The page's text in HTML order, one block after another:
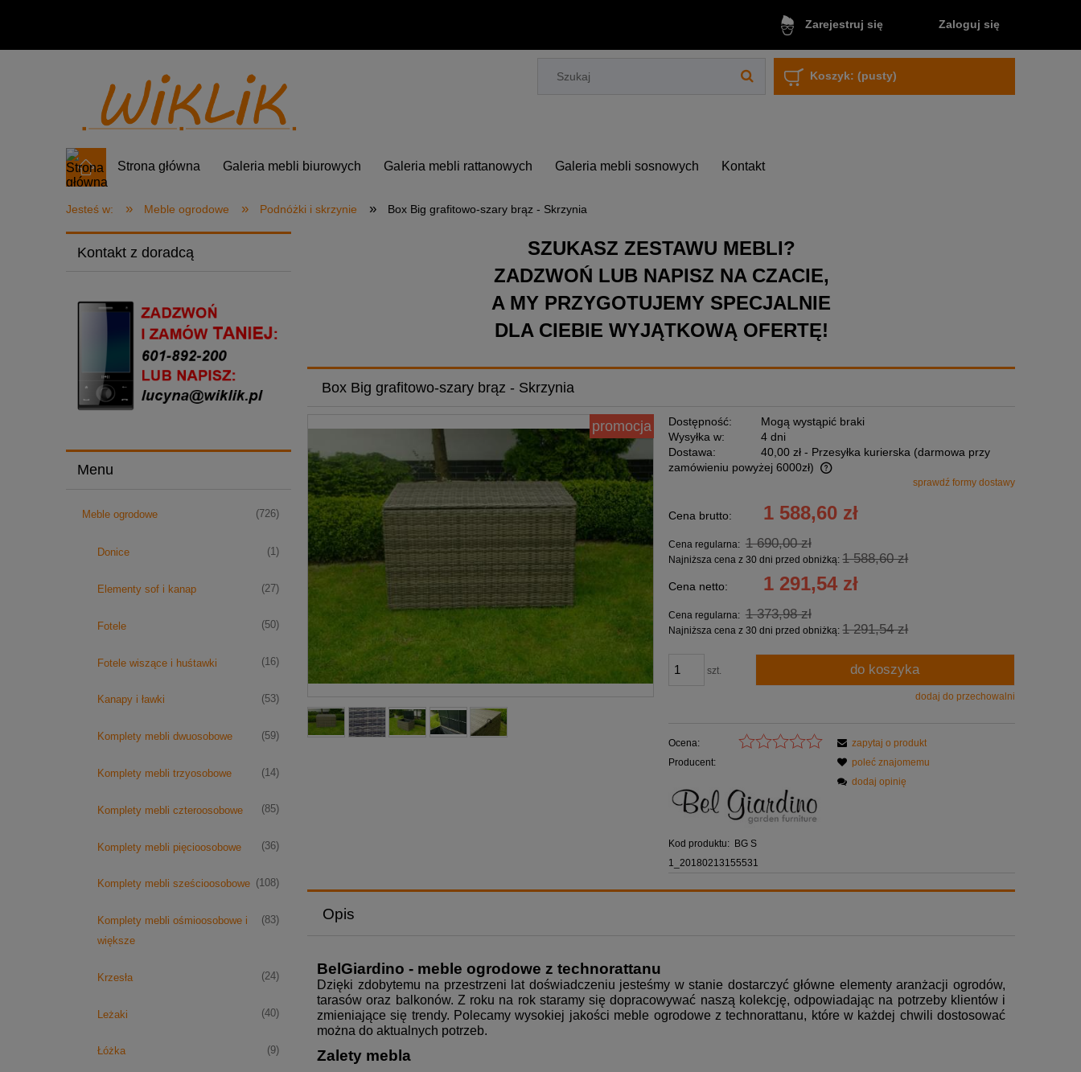
Zarejestruj się Zaloguj się
Koszyk: (pusty)
Strona główna Galeria mebli biurowych Galeria mebli rattanowych Galeria mebli sosnowych Kontakt
Jesteś w: » Meble ogrodowe » Podnóżki i skrzynie » Box Big grafitowo-szary brąz - Skrzynia
Kontakt z doradcą
Menu
Meble ogrodowe (726)
Donice (1)
Elementy sof i kanap (27)
Fotele (50)
Fotele wiszące i huśtawki (16)
Kanapy i ławki (53)
Komplety mebli dwuosobowe (59)
Komplety mebli trzyosobowe (14)
Komplety mebli czteroosobowe (85)
Komplety mebli pięcioosobowe (36)
Komplety mebli sześcioosobowe (108)
Komplety mebli ośmioosobowe i
większe
(83)
Krzesła (24)
Leżaki (40)
Łóżka (9)
SZUKASZ ZESTAWU MEBLI?
ZADZWOŃ LUB NAPISZ NA CZACIE,
A MY PRZYGOTUJEMY SPECJALNIE
DLA CIEBIE WYJĄTKOWĄ OFERTĘ!
Box Big grafitowo-szary brąz - Skrzynia
promocja Dostępność:
Mogą wystąpić braki
Wysyłka w:
4 dni
Dostawa:
40,00 zł - Przesyłka kurierska (darmowa przy
zamówieniu powyżej 6000zł)
Cena nie zawiera ewentualnych kosztów
płatności
sprawdź formy dostawy
Cena brutto: 1 588,60 zł
Cena regularna: 1 690,00 zł
Najniższa cena z 30 dni przed obniżką:1 588,60 zł
Cena netto: 1 291,54 zł
Cena regularna: 1 373,98 zł
Najniższa cena z 30 dni przed obniżką:1 291,54 zł
szt. do koszyka
dodaj do przechowalni
Ocena:
Producent:
Kod produktu: BG S
1_20180213155531
zapytaj o produkt
poleć znajomemu
dodaj opinię
Opis
BelGiardino - meble ogrodowe z technorattanu
Dzięki zdobytemu na przestrzeni lat doświadczeniu jesteśmy w stanie dostarczyć główne elementy aranżacji ogrodów,
tarasów oraz balkonów. Z roku na rok staramy się dopracowywać naszą kolekcję, odpowiadając na potrzeby klientów i
zmieniające się trendy. Polecamy wysokiej jakości meble ogrodowe z technorattanu, które w każdej chwili dostosować
można do aktualnych potrzeb.
Zalety mebla